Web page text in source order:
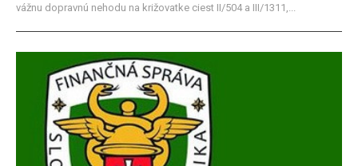
vážnu dopravnú nehodu na križovatke ciest II/504 a III/1311,...